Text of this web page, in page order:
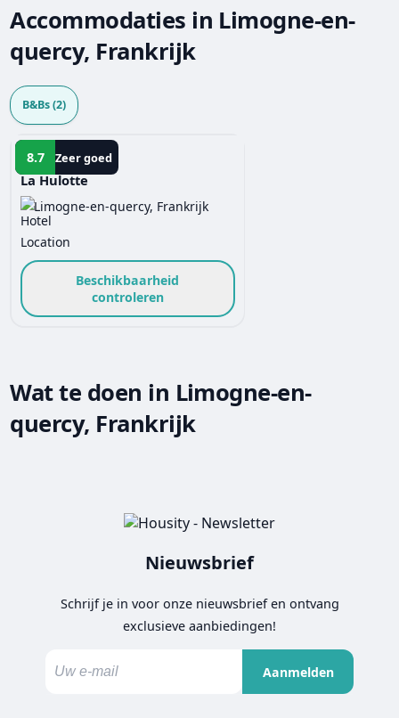
Accommodaties in Limogne-en-
quercy, Frankrijk
B&Bs (2)
8.7 Zeer goed
B&B
La Hulotte
Limogne-en-quercy, Frankrijk
Beschikbaarheid
controleren
Wat te doen in Limogne-en-
quercy, Frankrijk
Nieuwsbrief
Schrijf je in voor onze nieuwsbrief en ontvang
exclusieve aanbiedingen!
Aanmelden